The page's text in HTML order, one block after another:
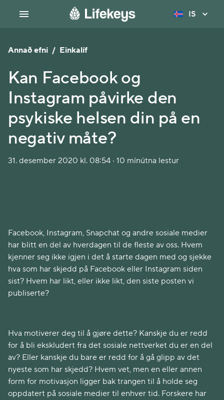
IS
Annað efni / Einkalíf
Kan Facebook og
Instagram påvirke den
psykiske helsen din på en
negativ måte?
31. desember 2020 kl. 08:54 · 10 mínútna lestur
Facebook, Instagram, Snapchat og andre sosiale medier
har blitt en del av hverdagen til de fleste av oss. Hvem
kjenner seg ikke igjen i det å starte dagen med og sjekke
hva som har skjedd på Facebook eller Instagram siden
sist? Hvem har likt, eller ikke likt, den siste posten vi
publiserte?
Hva motiverer deg til å gjøre dette? Kanskje du er redd
for å bli ekskludert fra det sosiale nettverket du er en del
av? Eller kanskje du bare er redd for å gå glipp av det
nyeste som har skjedd? Hvem vet, men en eller annen
form for motivasjon ligger bak trangen til å holde seg
oppdatert på sosiale medier til enhver tid. Forskere har